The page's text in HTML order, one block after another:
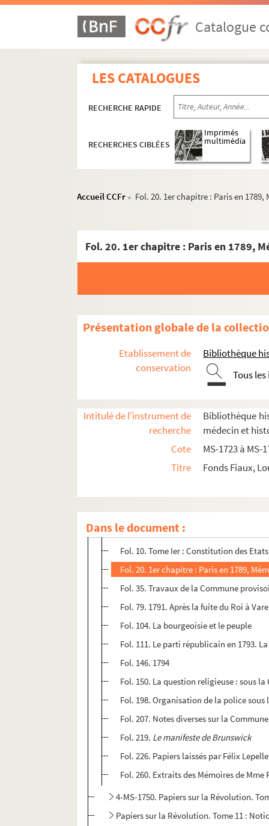
Catalogue
LES CATALOGUES
RECHERCHE RAPIDE
RECHERCHES CIBLÉES
Imprimés
multimédia
Accueil CCFr > Fol. 20. 1er chapitre : Paris en
Fol. 20. 1er chapitre : Paris en 1789,
Présentation globale de la
Etablissement de
conservation
Bibliothèque
Tous
Intitulé de l'instrument de
recherche
Bibliothèque
médecin et
Cote
MS-1723 à MS-
Titre
Fonds Fiaux,
Dans le document :
Documents relatifs à ses activités de
4-MS-1726. Notes diverses de Louis Fiaux
4-MS-1727. Jeanne d'Arc, la Pucelle
4-MS-1728. Moeurs des prêtres et du clergé
4-MS-1729. Le mariage et le divorce
Etudes relatives à la médecine et à la police
Études littéraires
Mirabeau
8-MS-1741. Papiers sur la Révolution
8-MS-1742. Papiers sur la Révolution
8-MS-1743. Papiers sur la Révolution
8-MS-1744. Papiers sur la Révolution
8-MS-1745. Papiers sur la Révolution.
8-MS-1746. Papiers relatifs à la
4-MS-1747. Papiers sur la Révolution.
4-MS-1749. Papiers sur la Révolution.
Fol. 1. Préface, proposition de l'auteur,
Fol. 10. Tome Ier : Constitution des
Fol. 20. 1er chapitre : Paris en 1789,
Fol. 35. Travaux de la Commune
Fol. 79. 1791. Après la fuite du Roi à
Fol. 104. La bourgeoisie et le peuple
Fol. 111. Le parti républicain en 1793.
Fol. 146. 1794
Fol. 150. La question religieuse : sous
Fol. 198. Organisation de la police
Fol. 207. Notes diverses sur la
Fol. 219. Le manifeste de Brunswick
Fol. 226. Papiers laissés par Félix
Fol. 260. Extraits des Mémoires de Mme
4-MS-1750. Papiers sur la Révolution.
Papiers sur la Révolution. Tome 11 :